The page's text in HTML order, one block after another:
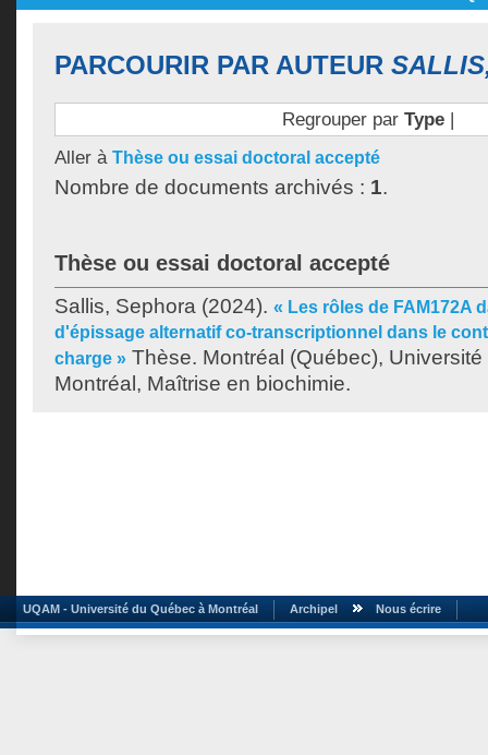
PARCOURIR PAR AUTEUR
Regrouper par Type|
Aller à Thèse ou essai doctoral accepté
Nombre de documents archivés : 1.
Thèse ou essai doctoral accepté
Sallis, Sephora (2024). « Les rôles de FAM172A
d'épissage alternatif co-transcriptionnel dans le
charge » Thèse. Montréal (Québec),
Montréal, Maîtrise en biochimie.
UQAM - Université du Québec à Montréal Archipel Nous écrire